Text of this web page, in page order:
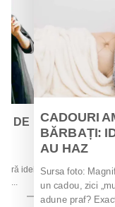
DE
idei
CADOURI
BĂRBAȚI:
AU HAZ
Sursa foto:
un cadou, zici
adune praf?